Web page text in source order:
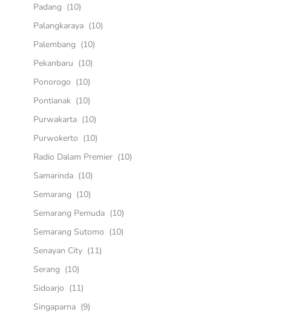
Padang (10)
Palangkaraya (10)
Palembang (10)
Pekanbaru (10)
Ponorogo (10)
Pontianak (10)
Purwakarta (10)
Purwokerto (10)
Radio Dalam Premier (10)
Samarinda (10)
Semarang (10)
Semarang Pemuda (10)
Semarang Sutomo (10)
Senayan City (11)
Serang (10)
Sidoarjo (11)
Singaparna (9)